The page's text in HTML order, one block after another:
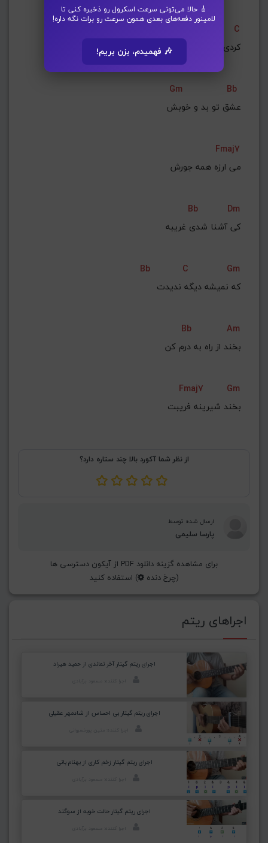
🎸 حالا می‌تونی سرعت اسکرول رو ذخیره کنی تا
لامینور دفعه‌های بعدی همون سرعت رو برات نگه داره!
🎶 فهمیدم، بزن بریم!
C
ﻛﺮدی از ﻫﻤﻪ دورش
Gm
Bb
ﻋﺸﻖ ﺗﻮ ﺑﺪ و ﺧﻮﺑﺶ
Fmaj7
ﻣﻰ ارزه ﻫﻤﻪ ﺟﻮرش
Bb
Dm
ﻛﻰ آﺷﻨﺎ ﺷﺪی ﻏﺮﻳﺒﻪ
Bb C
Gm
ﻛﻪ ﻧﻤﻴﺸﻪ دﻳﮕﻪ ﻧﺪﻳﺪت
Bb
Am
ﺑﺨﻨﺪ از راه ﺑﻪ درم ﻛﻦ
Fmaj7
Gm
ﺑﺨﻨﺪ ﺷﻴﺮﻳﻨﻪ ﻓﺮﻳﺒﺖ
از نظر شما آکورد بالا چند ستاره دارد؟
ارسال شده توسط
پارسا سلیمی
برای مشاهده گزینه دانلود PDF از آیکون دسترسی ها
(چرخ دنده ) استفاده کنید
اجراهای ریتم
اجرای ریتم گیتار آخر نماندی از حمید هیراد
اجرای ریتم گیتار بی احساس از شادمهر عقیلی
اجرای ریتم گیتار زخم کاری از بهنام بانی
اجرای ریتم گیتار حالت خوبه از سوگند